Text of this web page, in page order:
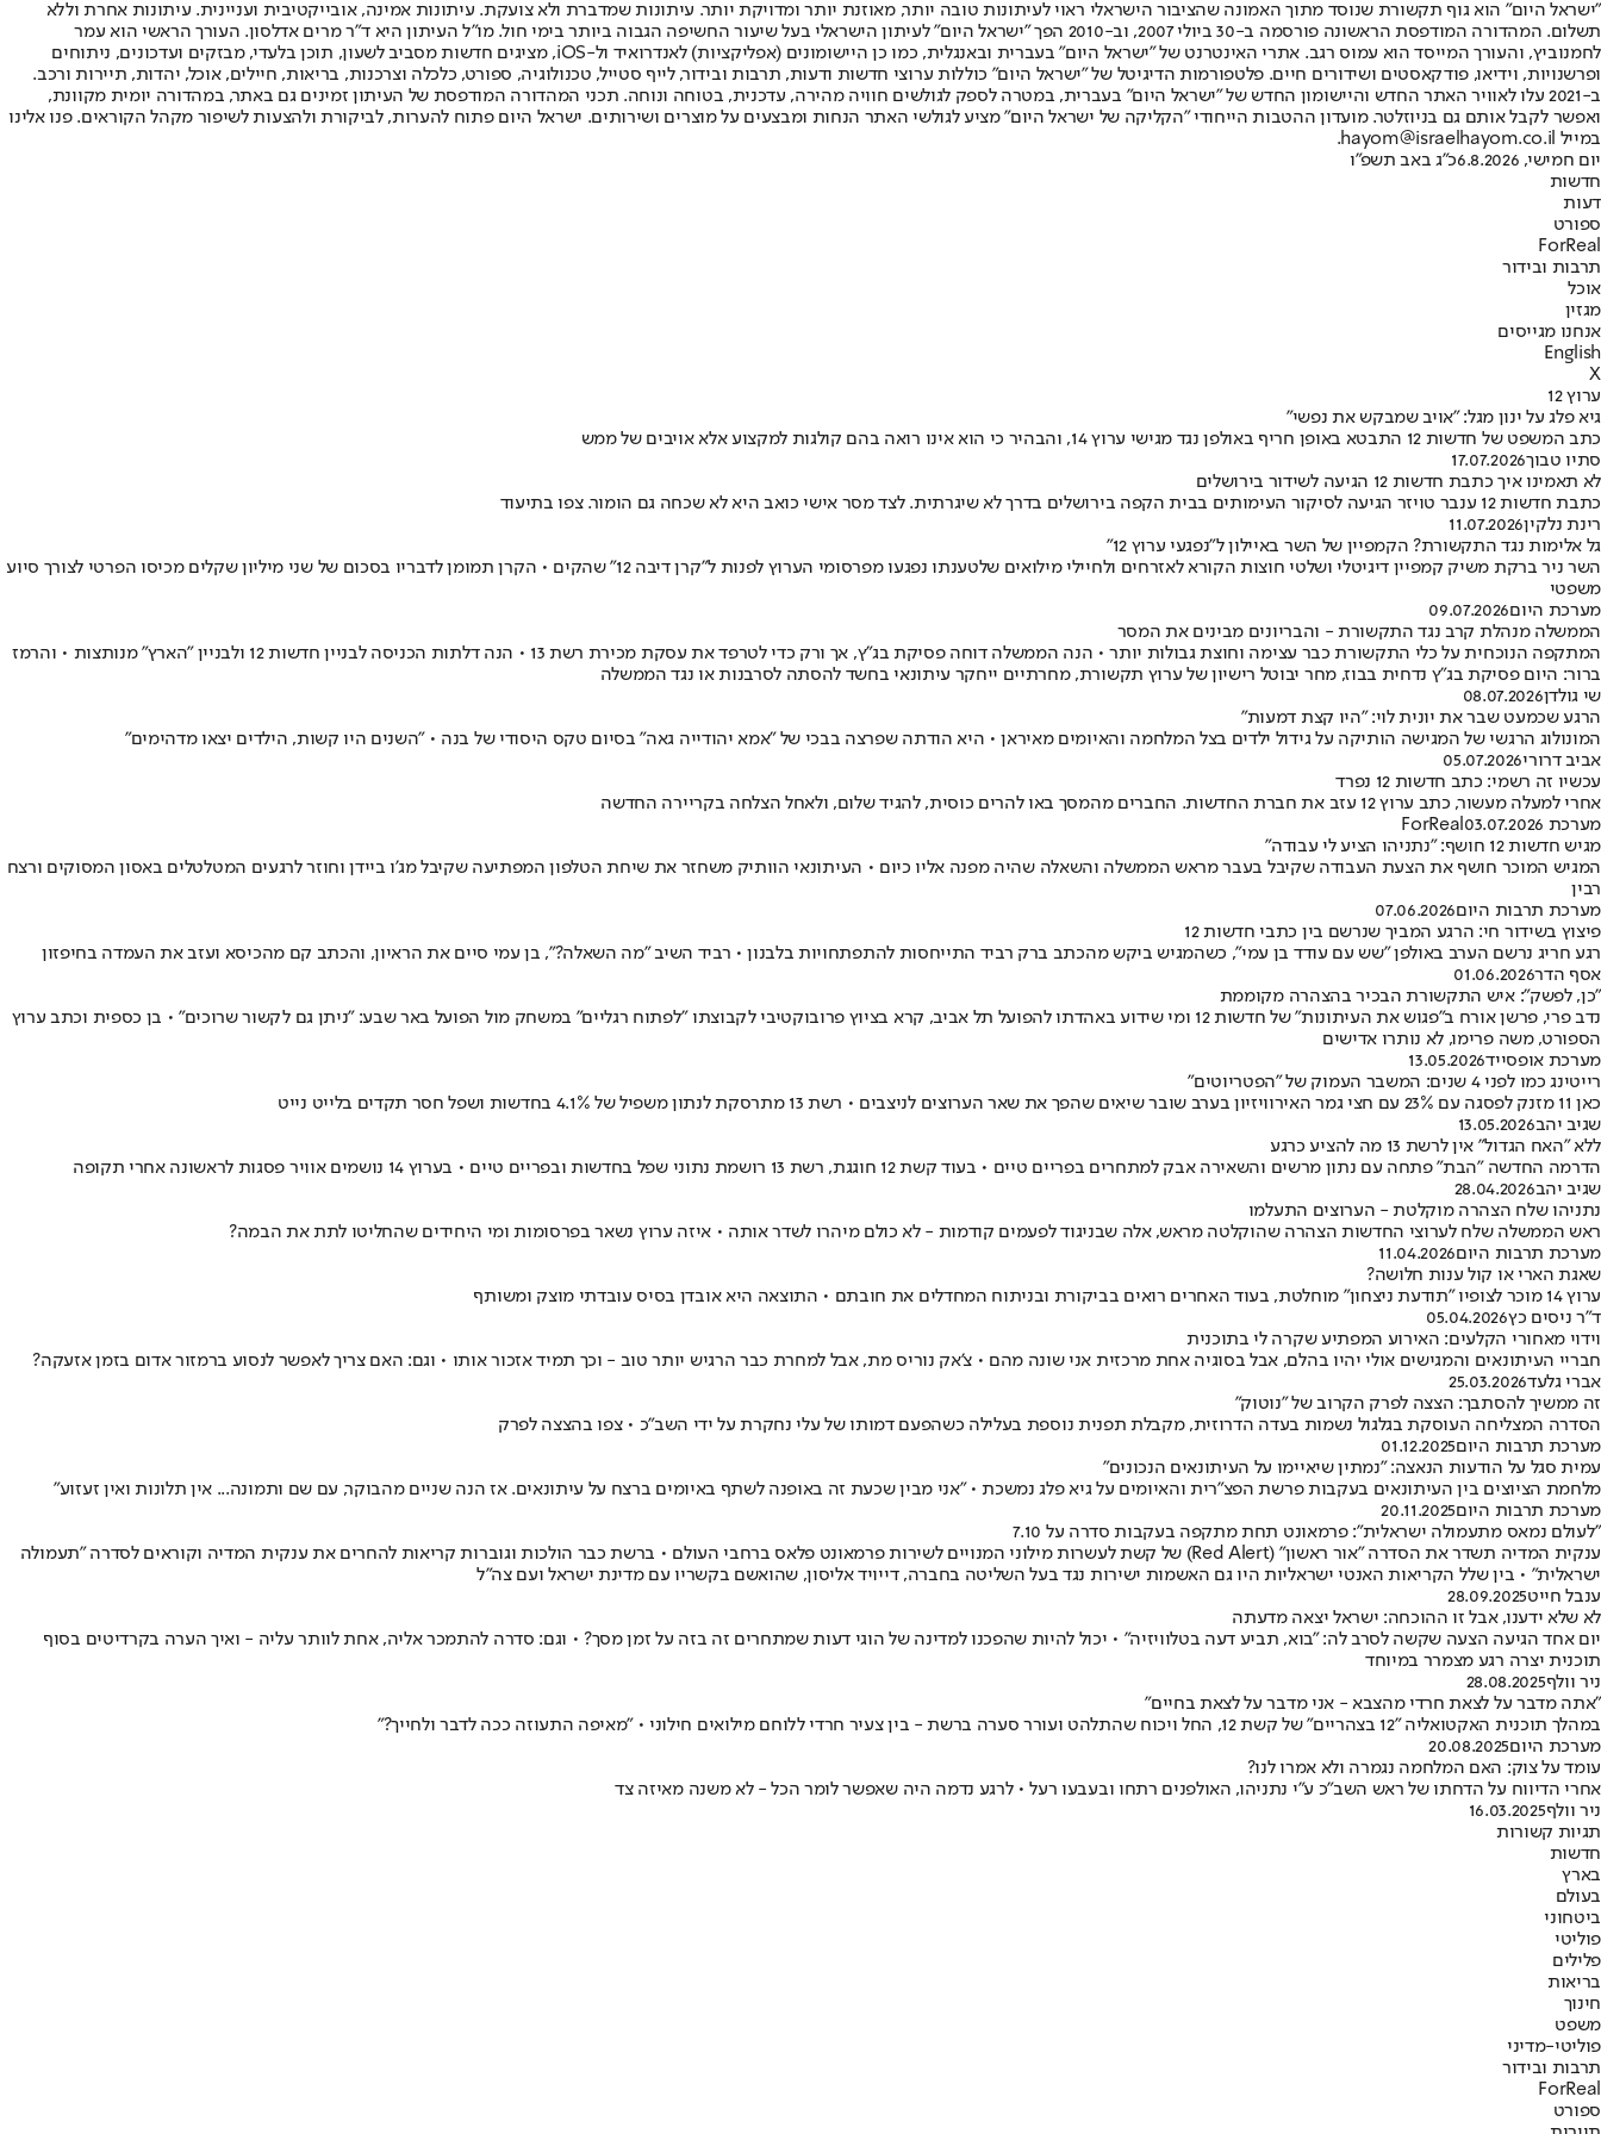
"ישראל היום" הוא גוף תקשורת שנוסד מתוך האמונה שהציבור הישראלי ראוי לעיתונות טובה יותר, מאוזנת יותר ומדויקת יותר. עיתונות שמדברת ולא צועקת. עיתונות אמינה, אובייקטיבית ועניינית. עיתונות אחרת וללא
תשלום. המהדורה המודפסת הראשונה פורסמה ב-30 ביולי 2007, וב-2010 הפך "ישראל היום" לעיתון הישראלי בעל שיעור החשיפה הגבוה ביותר בימי חול. מו"ל העיתון היא ד"ר מרים אדלסון. העורך הראשי הוא עמר
לחמנוביץ, והעורך המייסד הוא עמוס רגב. אתרי האינטרנט של "ישראל היום" בעברית ובאנגלית, כמו כן היישומונים (אפליקציות) לאנדרואיד ול-iOS, מציגים חדשות מסביב לשעון, תוכן בלעדי, מבזקים ועדכונים, ניתוחים
ופרשנויות, וידיאו, פודקאסטים ושידורים חיים. פלטפורמות הדיגיטל של "ישראל היום" כוללות ערוצי חדשות ודעות, תרבות ובידור, לייף סטייל, טכנולוגיה, ספורט, כלכלה וצרכנות, בריאות, חיילים, אוכל, יהדות, תיירות ורכב.
ב-2021 עלו לאוויר האתר החדש והיישומון החדש של "ישראל היום" בעברית, במטרה לספק לגולשים חוויה מהירה, עדכנית, בטוחה ונוחה. תכני המהדורה המודפסת של העיתון זמינים גם באתר, במהדורה יומית מקוונת,
ואפשר לקבל אותם גם בניוזלטר. מועדון ההטבות הייחודי "הקליקה של ישראל היום" מציע לגולשי האתר הנחות ומבצעים על מוצרים ושירותים. ישראל היום פתוח להערות, לביקורת ולהצעות לשיפור מקהל הקוראים. פנו אלינו
במייל hayom@israelhayom.co.il.
יום חמישי, 6.8.2026
כ"ג באב תשפ"ו
חדשות
דעות
ספורט
ForReal
תרבות ובידור
אוכל
מגזין
אנחנו מגייסים
English
X
ערוץ 12
גיא פלג על ינון מגל: "אויב שמבקש את נפשי"
כתב המשפט של חדשות 12 התבטא באופן חריף באולפן נגד מגישי ערוץ 14, והבהיר כי הוא אינו רואה בהם קולגות למקצוע אלא אויבים של ממש
סתיו טבוך17.07.2026
לא תאמינו איך כתבת חדשות 12 הגיעה לשידור בירושלים
כתבת חדשות 12 ענבר טויזר הגיעה לסיקור העימותים בבית הקפה בירושלים בדרך לא שיגרתית. לצד מסר אישי כואב היא לא שכחה גם הומור. צפו בתיעוד
רינת נלקין11.07.2026
גל אלימות נגד התקשורת? הקמפיין של השר באיילון ל"נפגעי ערוץ 12"
השר ניר ברקת משיק קמפיין דיגיטלי ושלטי חוצות הקורא לאזרחים ולחיילי מילואים שלטענתו נפגעו מפרסומי הערוץ לפנות ל"קרן דיבה 12" שהקים • הקרן תמומן לדבריו בסכום של שני מיליון שקלים מכיסו הפרטי לצורך סיוע
משפטי
מערכת היום09.07.2026
הממשלה מנהלת קרב נגד התקשורת - והבריונים מבינים את המסר
המתקפה הנוכחית על כלי התקשורת כבר עצימה וחוצת גבולות יותר • הנה הממשלה דוחה פסיקת בג"ץ, אך ורק כדי לטרפד את עסקת מכירת רשת 13 • הנה דלתות הכניסה לבניין חדשות 12 ולבניין "הארץ" מנותצות • והרמז
ברור: היום פסיקת בג"ץ נדחית בבוז, מחר יבוטל רישיון של ערוץ תקשורת, מחרתיים ייחקר עיתונאי בחשד להסתה לסרבנות או נגד הממשלה
שי גולדן08.07.2026
הרגע שכמעט שבר את יונית לוי: "היו קצת דמעות"
המונולוג הרגשי של המגישה הותיקה על גידול ילדים בצל המלחמה והאיומים מאיראן • היא הודתה שפרצה בבכי של "אמא יהודייה גאה" בסיום טקס היסודי של בנה • "השנים היו קשות, הילדים יצאו מדהימים"
אביב דרורי05.07.2026
עכשיו זה רשמי: כתב חדשות 12 נפרד
אחרי למעלה מעשור, כתב ערוץ 12 עזב את חברת החדשות. החברים מהמסך באו להרים כוסית, להגיד שלום, ולאחל הצלחה בקריירה החדשה
מערכת ForReal 03.07.2026
מגיש חדשות 12 חושף: ״נתניהו הציע לי עבודה״
המגיש המוכר חושף את הצעת העבודה שקיבל בעבר מראש הממשלה והשאלה שהיה מפנה אליו כיום • העיתונאי הוותיק משחזר את שיחת הטלפון המפתיעה שקיבל מג'ו ביידן וחוזר לרגעים המטלטלים באסון המסוקים ורצח
רבין
מערכת תרבות היום07.06.2026
פיצוץ בשידור חי: הרגע המביך שנרשם בין כתבי חדשות 12
רגע חריג נרשם הערב באולפן "שש עם עודד בן עמי", כשהמגיש ביקש מהכתב ברק רביד התייחסות להתפתחויות בלבנון • רביד השיב "מה השאלה?", בן עמי סיים את הראיון, והכתב קם מהכיסא ועזב את העמדה בחיפזון
אסף הדר01.06.2026
״כן, לפשק״: איש התקשורת הבכיר בהצהרה מקוממת
נדב פרי, פרשן אורח ב"פגוש את העיתונות" של חדשות 12 ומי שידוע באהדתו להפועל תל אביב, קרא בציוץ פרובוקטיבי לקבוצתו ״לפתוח רגליים״ במשחק מול הפועל באר שבע: ״ניתן גם לקשור שרוכים״ • בן כספית וכתב ערוץ
הספורט, משה פרימו, לא נותרו אדישים
מערכת אופסייד13.05.2026
רייטינג כמו לפני 4 שנים: המשבר העמוק של "הפטריוטים"
כאן 11 מזנק לפסגה עם 23% עם חצי גמר האירוויזיון בערב שובר שיאים שהפך את שאר הערוצים לניצבים • רשת 13 מתרסקת לנתון משפיל של 4.1% בחדשות ושפל חסר תקדים בלייט נייט
שגיב יהב13.05.2026
ללא "האח הגדול" אין לרשת 13 מה להציע כרגע
הדרמה החדשה "הבת" פתחה עם נתון מרשים והשאירה אבק למתחרים בפריים טיים • בעוד קשת 12 חוגגת, רשת 13 רושמת נתוני שפל בחדשות ובפריים טיים • בערוץ 14 נושמים אוויר פסגות לראשונה אחרי תקופה
שגיב יהב28.04.2026
נתניהו שלח הצהרה מוקלטת - הערוצים התעלמו
ראש הממשלה שלח לערוצי החדשות הצהרה שהוקלטה מראש, אלה שבניגוד לפעמים קודמות - לא כולם מיהרו לשדר אותה • איזה ערוץ נשאר בפרסומות ומי היחידים שהחליטו לתת את הבמה?
מערכת תרבות היום11.04.2026
שאגת הארי או קול ענות חלושה?
ערוץ 14 מוכר לצופיו "תודעת ניצחון" מוחלטת, בעוד האחרים רואים בביקורת ובניתוח המחדלים את חובתם • התוצאה היא אובדן בסיס עובדתי מוצק ומשותף
ד"ר ניסים כץ05.04.2026
וידוי מאחורי הקלעים: האירוע המפתיע שקרה לי בתוכנית
חבריי העיתונאים והמגישים אולי יהיו בהלם, אבל בסוגיה אחת מרכזית אני שונה מהם • צ'אק נוריס מת, אבל למחרת כבר הרגיש יותר טוב - וכך תמיד אזכור אותו • וגם: האם צריך לאפשר לנסוע ברמזור אדום בזמן אזעקה?
אברי גלעד25.03.2026
זה ממשיך להסתבך: הצצה לפרק הקרוב של "נוטוק"
הסדרה המצליחה העוסקת בגלגול נשמות בעדה הדרוזית, מקבלת תפנית נוספת בעלילה כשהפעם דמותו של עלי נחקרת על ידי השב"כ • צפו בהצצה לפרק
מערכת תרבות היום01.12.2025
עמית סגל על הודעות הנאצה: ״נמתין שיאיימו על העיתונאים הנכונים״
מלחמת הציוצים בין העיתונאים בעקבות פרשת הפצ"רית והאיומים על גיא פלג נמשכת • "אני מבין שכעת זה באופנה לשתף באיומים ברצח על עיתונאים. אז הנה שניים מהבוקר, עם שם ותמונה... אין תלונות ואין זעזוע"
מערכת תרבות היום20.11.2025
"לעולם נמאס מתעמולה ישראלית": פרמאונט תחת מתקפה בעקבות סדרה על 7.10
ענקית המדיה תשדר את הסדרה "אור ראשון" (Red Alert) של קשת לעשרות מילוני המנויים לשירות פרמאונט פלאס ברחבי העולם • ברשת כבר הולכות וגוברות קריאות להחרים את ענקית המדיה וקוראים לסדרה "תעמולה
ישראלית" • בין שלל הקריאות האנטי ישראליות היו גם האשמות ישירות נגד בעל השליטה בחברה, דייויד אליסון, שהואשם בקשריו עם מדינת ישראל ועם צה"ל
ענבל חייט28.09.2025
לא שלא ידענו, אבל זו ההוכחה: ישראל יצאה מדעתה
יום אחד הגיעה הצעה שקשה לסרב לה: "בוא, תביע דעה בטלוויזיה" • יכול להיות שהפכנו למדינה של הוגי דעות שמתחרים זה בזה על זמן מסך? • וגם: סדרה להתמכר אליה, אחת לוותר עליה - ואיך הערה בקרדיטים בסוף
תוכנית יצרה רגע מצמרר במיוחד
ניר וולף28.08.2025
"אתה מדבר על לצאת חרדי מהצבא - אני מדבר על לצאת בחיים"
במהלך תוכנית האקטואליה "12 בצהריים" של קשת 12, החל ויכוח שהתלהט ועורר סערה ברשת - בין צעיר חרדי ללוחם מילואים חילוני • "מאיפה התעוזה ככה לדבר ולחייך?"
מערכת היום20.08.2025
עומד על צוק: האם המלחמה נגמרה ולא אמרו לנו?
אחרי הדיווח על הדחתו של ראש השב"כ ע"י נתניהו, האולפנים רתחו ובעבעו רעל • לרגע נדמה היה שאפשר לומר הכל - לא משנה מאיזה צד
ניר וולף16.03.2025
תגיות קשורות
חדשות
בארץ
בעולם
ביטחוני
פוליטי
פלילים
בריאות
חינוך
משפט
פוליטי-מדיני
תרבות ובידור
ForReal
ספורט